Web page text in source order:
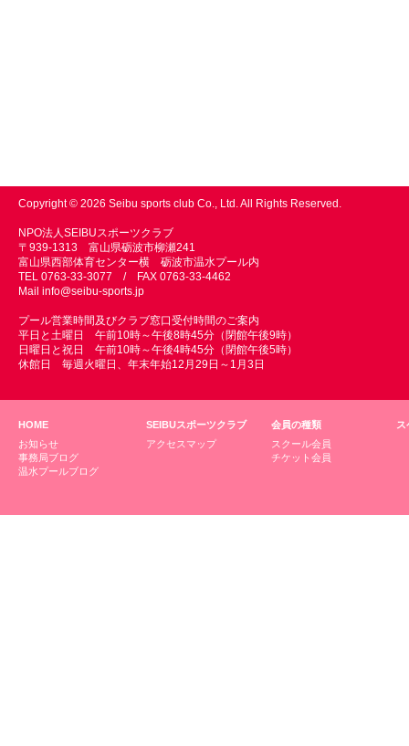
Copyright © 2026 Seibu sports club Co., Ltd. All Rights Reserved.
NPO法人SEIBUスポーツクラブ
〒939-1313 富山県砺波市柳瀬241
富山県西部体育センター横 砺波市温水プール内
TEL 0763-33-3077 / FAX 0763-33-4462
Mail info@seibu-sports.jp
プール営業時間及びクラブ窓口受付時間のご案内
平日と土曜日 午前10時～午後8時45分（閉館午後9時）
日曜日と祝日 午前10時～午後4時45分（閉館午後5時）
休館日 毎週火曜日、年末年始12月29日～1月3日
HOME
お知らせ
事務局ブログ
温水プールブログ
SEIBUスポーツクラブ
アクセスマップ
会員の種類
スクール会員
チケット会員